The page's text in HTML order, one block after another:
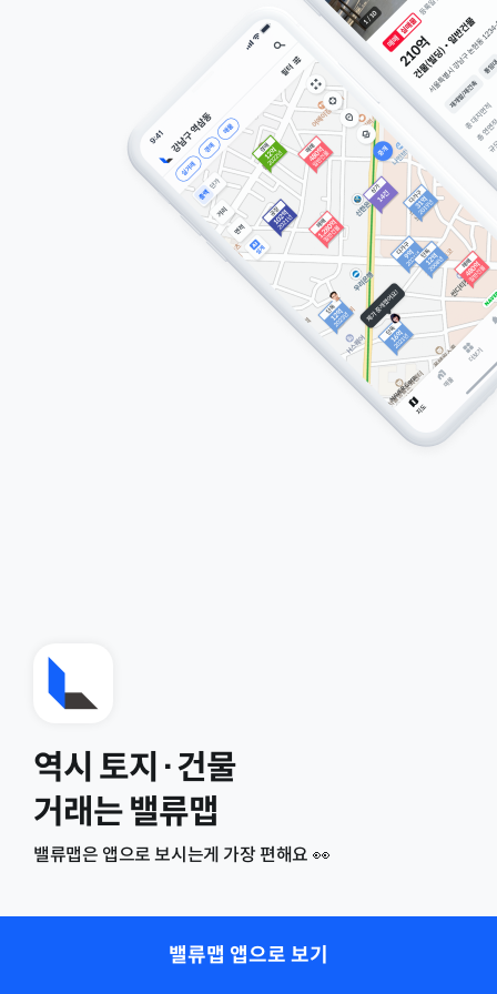
역시 토지·건물
거래는 밸류맵
밸류맵은 앱으로 보시는게 가장 편해요 👀
밸류맵 앱으로 보기